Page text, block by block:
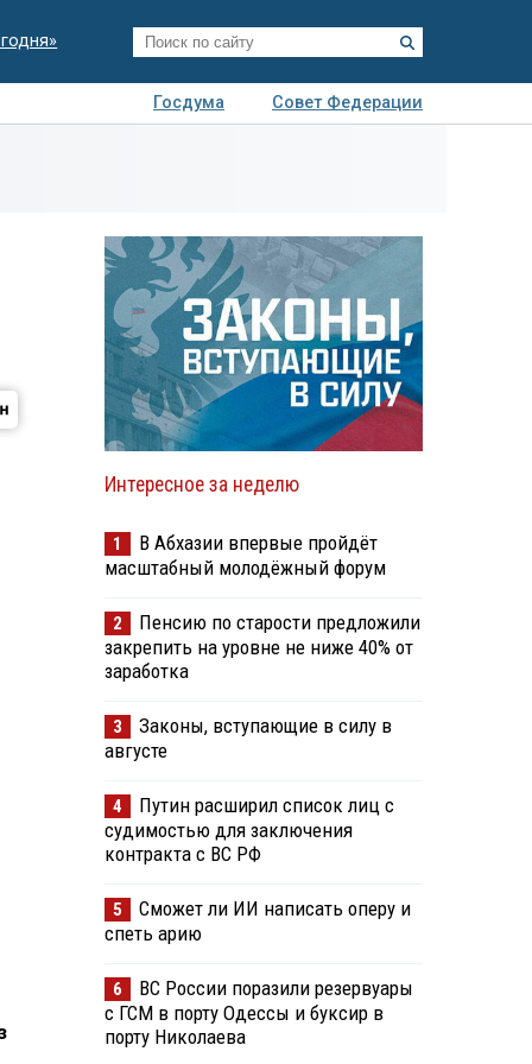
Госдума
Совет Федерации
Интересное за неделю
1
В Абхазии впервые пройдёт
масштабный молодёжный форум
2
Пенсию по старости предложили
закрепить на уровне не ниже 40% от
заработка
3
Законы, вступающие в силу в
августе
4
Путин расширил список лиц с
судимостью для заключения
контракта с ВС РФ
5
Сможет ли ИИ написать оперу и
спеть арию
6
ВС России поразили резервуары
с ГСМ в порту Одессы и буксир в
порту Николаева